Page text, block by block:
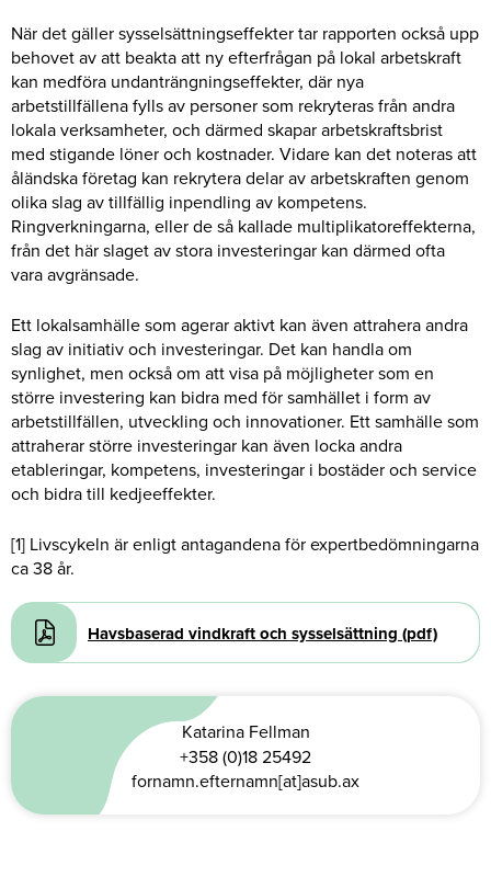
När det gäller sysselsättningseffekter tar rapporten också upp
behovet av att beakta att ny efterfrågan på lokal arbetskraft
kan medföra undanträngningseffekter, där nya
arbetstillfällena fylls av personer som rekryteras från andra
lokala verksamheter, och därmed skapar arbetskraftsbrist
med stigande löner och kostnader. Vidare kan det noteras att
åländska företag kan rekrytera delar av arbetskraften genom
olika slag av tillfällig inpendling av kompetens.
Ringverkningarna, eller de så kallade multiplikatoreffekterna,
från det här slaget av stora investeringar kan därmed ofta
vara avgränsade.
Ett lokalsamhälle som agerar aktivt kan även attrahera andra
slag av initiativ och investeringar. Det kan handla om
synlighet, men också om att visa på möjligheter som en
större investering kan bidra med för samhället i form av
arbetstillfällen, utveckling och innovationer. Ett samhälle som
attraherar större investeringar kan även locka andra
etableringar, kompetens, investeringar i bostäder och service
och bidra till kedjeeffekter.
[1] Livscykeln är enligt antagandena för expertbedömningarna
ca 38 år.
Document
Havsbaserad vindkraft och sysselsättning (pdf)
Katarina Fellman
+358 (0)18 25492
fornamn.efternamn[at]asub.ax